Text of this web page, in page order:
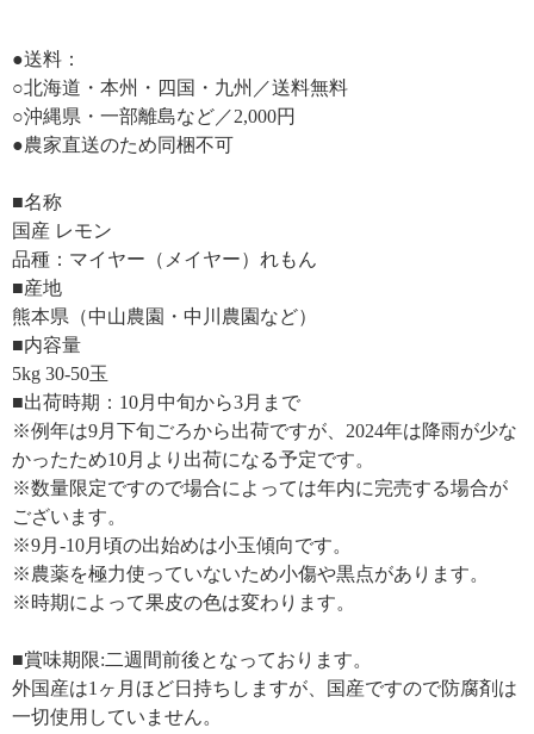
●送料：
○北海道・本州・四国・九州／送料無料
○沖縄県・一部離島など／2,000円
●農家直送のため同梱不可
■名称
国産 レモン
品種：マイヤー（メイヤー）れもん
■産地
熊本県（中山農園・中川農園など）
■内容量
5kg 30-50玉
■出荷時期：10月中旬から3月まで
※例年は9月下旬ごろから出荷ですが、2024年は降雨が少な
かったため10月より出荷になる予定です。
※数量限定ですので場合によっては年内に完売する場合が
ございます。
※9月-10月頃の出始めは小玉傾向です。
※農薬を極力使っていないため小傷や黒点があります。
※時期によって果皮の色は変わります。
■賞味期限:二週間前後となっております。
外国産は1ヶ月ほど日持ちしますが、国産ですので防腐剤は
一切使用していません。